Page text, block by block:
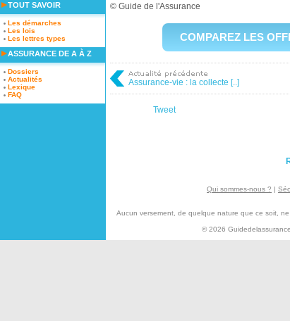
© Guide de l'Assurance
COMPAREZ LES
Assurance-vie : la collecte [..]
Tweet
TOUT SAVOIR
Les démarches
Les lois
Les lettres types
ASSURANCE DE A À Z
Dossiers
Actualités
Lexique
FAQ
Qui sommes-nous ? |
Aucun versement, de quelque nature que ce soit,
© 2026